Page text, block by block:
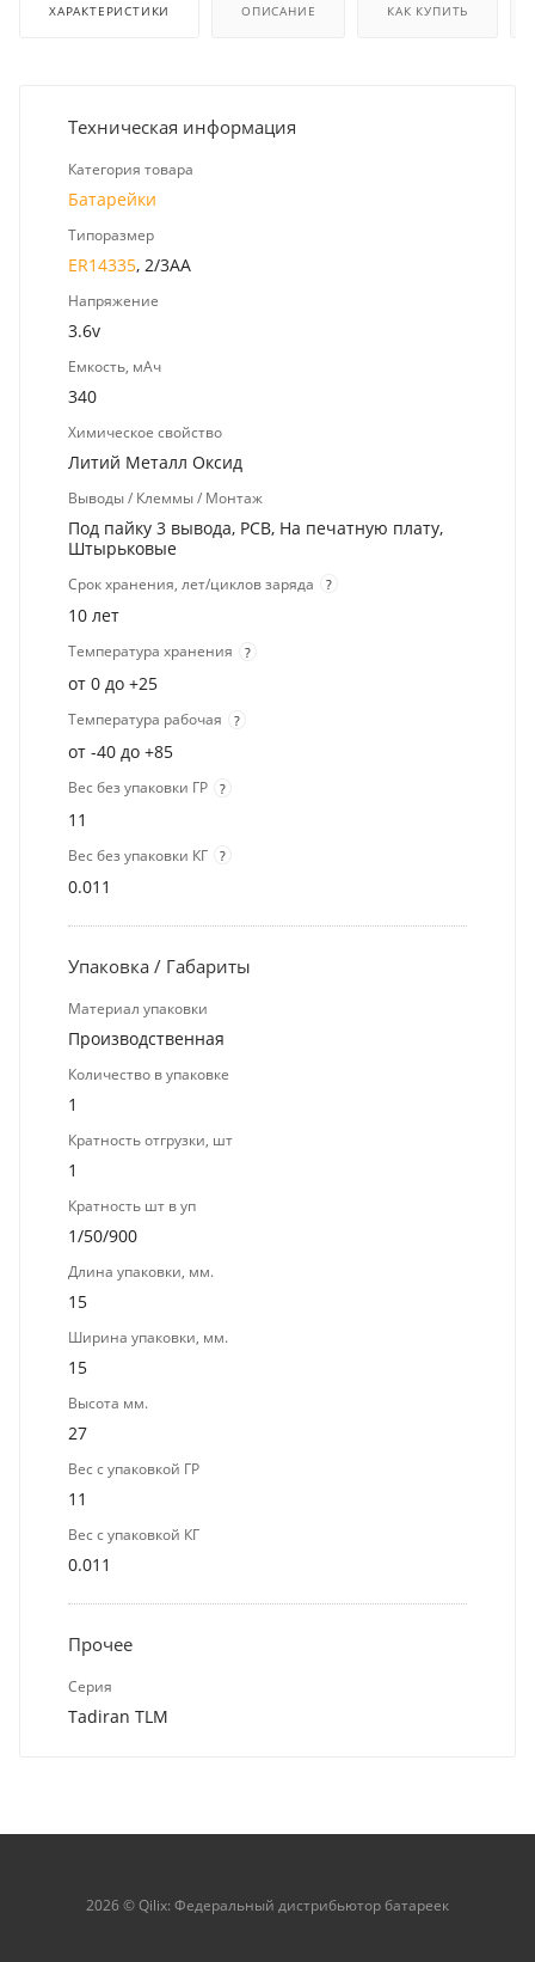
ХАРАКТЕРИСТИКИ ОПИСАНИЕ КАК КУПИТЬ
Техническая информация
Категория товара
Батарейки
Типоразмер
ER14335, 2/3AA
Напряжение
3.6v
Емкость, мАч
340
Химическое свойство
Литий Металл Оксид
Выводы / Клеммы / Монтаж
Под пайку 3 вывода, PCB, На печатную плату,
Штырьковые
Срок хранения, лет/циклов заряда ?
10 лет
Температура хранения ?
от 0 до +25
Температура рабочая ?
от -40 до +85
Вес без упаковки ГР ?
11
Вес без упаковки КГ ?
0.011
Упаковка / Габариты
Материал упаковки
Производственная
Количество в упаковке
1
Кратность отгрузки, шт
1
Кратность шт в уп
1/50/900
Длина упаковки, мм.
15
Ширина упаковки, мм.
15
Высота мм.
27
Вес с упаковкой ГР
11
Вес с упаковкой КГ
0.011
Прочее
Серия
Tadiran TLM
2026 © Qilix: Федеральный дистрибьютор батареек